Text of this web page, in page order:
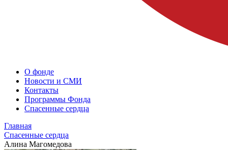
О фонде
Новости и СМИ
Контакты
Программы Фонда
Спасенные сердца
Главная
Спасенные сердца
Алина Магомедова